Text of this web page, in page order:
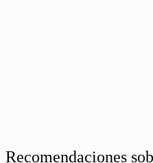
Recomendaciones